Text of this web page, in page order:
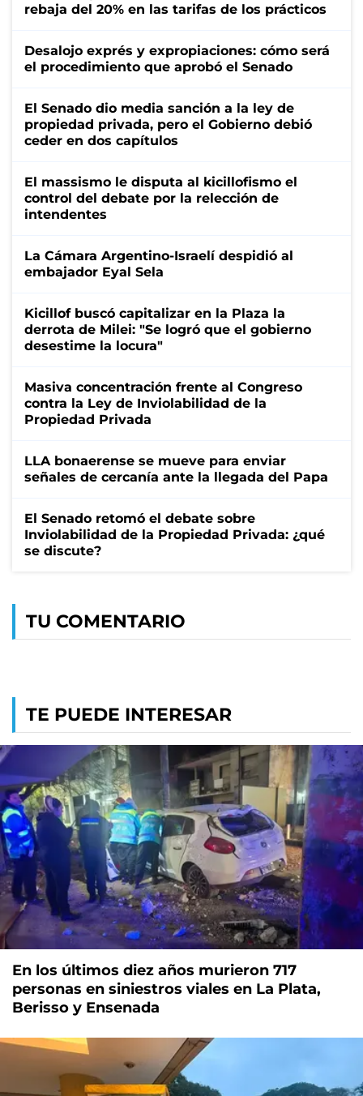
rebaja del 20% en las tarifas de los prácticos
Desalojo exprés y expropiaciones: cómo será
el procedimiento que aprobó el Senado
El Senado dio media sanción a la ley de
propiedad privada, pero el Gobierno debió
ceder en dos capítulos
El massismo le disputa al kicillofismo el
control del debate por la relección de
intendentes
La Cámara Argentino-Israelí despidió al
embajador Eyal Sela
Kicillof buscó capitalizar en la Plaza la
derrota de Milei: "Se logró que el gobierno
desestime la locura"
Masiva concentración frente al Congreso
contra la Ley de Inviolabilidad de la
Propiedad Privada
LLA bonaerense se mueve para enviar
señales de cercanía ante la llegada del Papa
El Senado retomó el debate sobre
Inviolabilidad de la Propiedad Privada: ¿qué
se discute?
TU COMENTARIO
TE PUEDE INTERESAR
En los últimos diez años murieron 717
personas en siniestros viales en La Plata,
Berisso y Ensenada